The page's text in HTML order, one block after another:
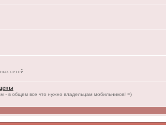
сетей
- в общем все что нужно владельцам мобильников! =)